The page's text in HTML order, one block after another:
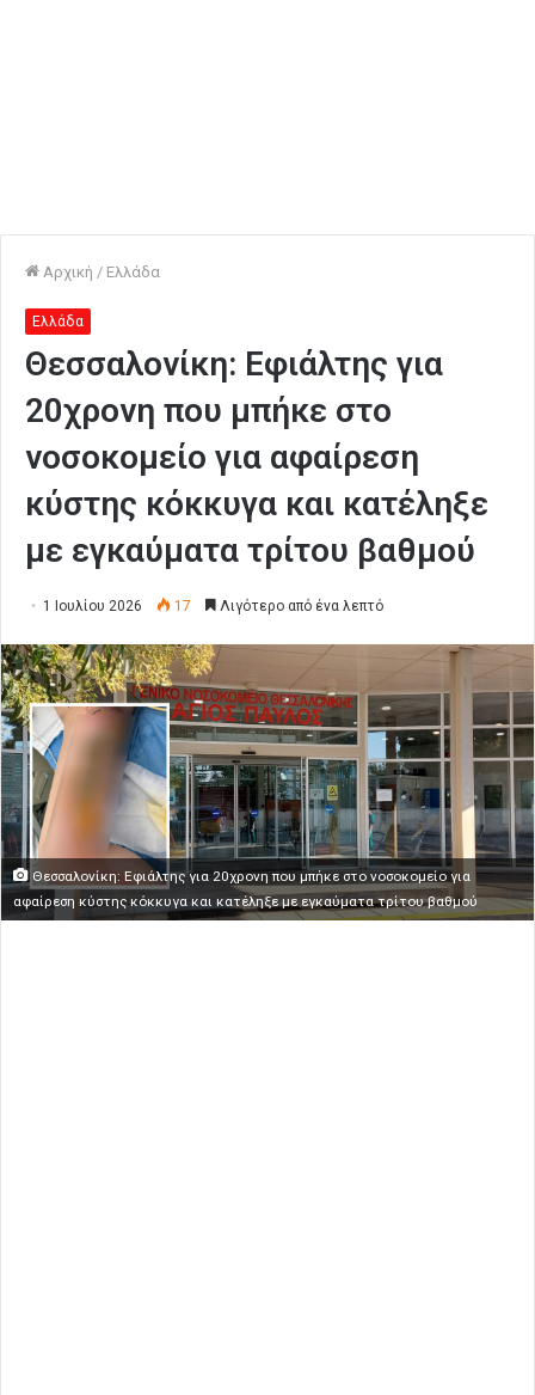
Αρχική / Ελλάδα
Ελλάδα
Θεσσαλονίκη: Εφιάλτης για
20χρονη που μπήκε στο
νοσοκομείο για αφαίρεση
κύστης κόκκυγα και κατέληξε
με εγκαύματα τρίτου βαθμού
1 Ιουλίου 2026 17 Λιγότερο από ένα λεπτό
Θεσσαλονίκη: Εφιάλτης για 20χρονη που μπήκε στο νοσοκομείο για
αφαίρεση κύστης κόκκυγα και κατέληξε με εγκαύματα τρίτου βαθμού